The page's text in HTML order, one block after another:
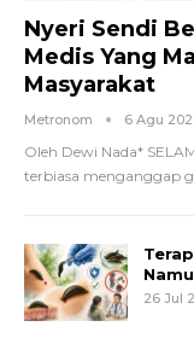
Nyeri Sendi
Medis Yang
Masyarakat
Metronom 6 Agu
Oleh Dewi Nada*
terbiasa menganggap
26 Jul